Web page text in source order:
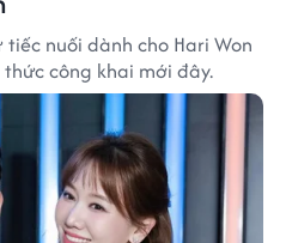
nuối dành cho Hari Won
công khai mới đây.